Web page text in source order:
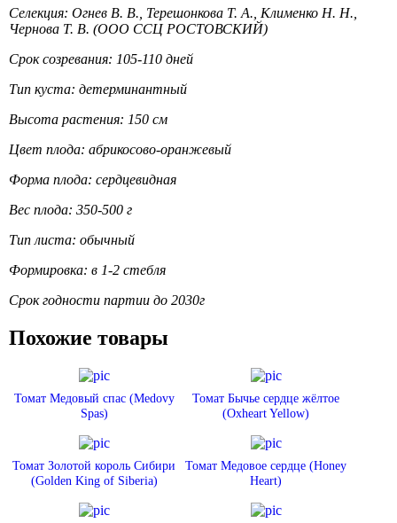
Селекция: Огнев В. В., Терешонкова Т. А., Клименко Н. Н.,
Чернова Т. В. (ООО ССЦ РОСТОВСКИЙ)
Срок созревания: 105-110 дней
Тип куста: детерминантный
Высота растения: 150 см
Цвет плода: абрикосово-оранжевый
Форма плода: сердцевидная
Вес плода: 350-500 г
Тип листа: обычный
Формировка: в 1-2 стебля
Срок годности партии до 2030г
Похожие товары
Томат Медовый спас (Medovy
Spas)
Томат Бычье сердце жёлтое
(Oxheart Yellow)
Томат Золотой король Сибири
(Golden King of Siberia)
Томат Медовое сердце (Honey
Heart)